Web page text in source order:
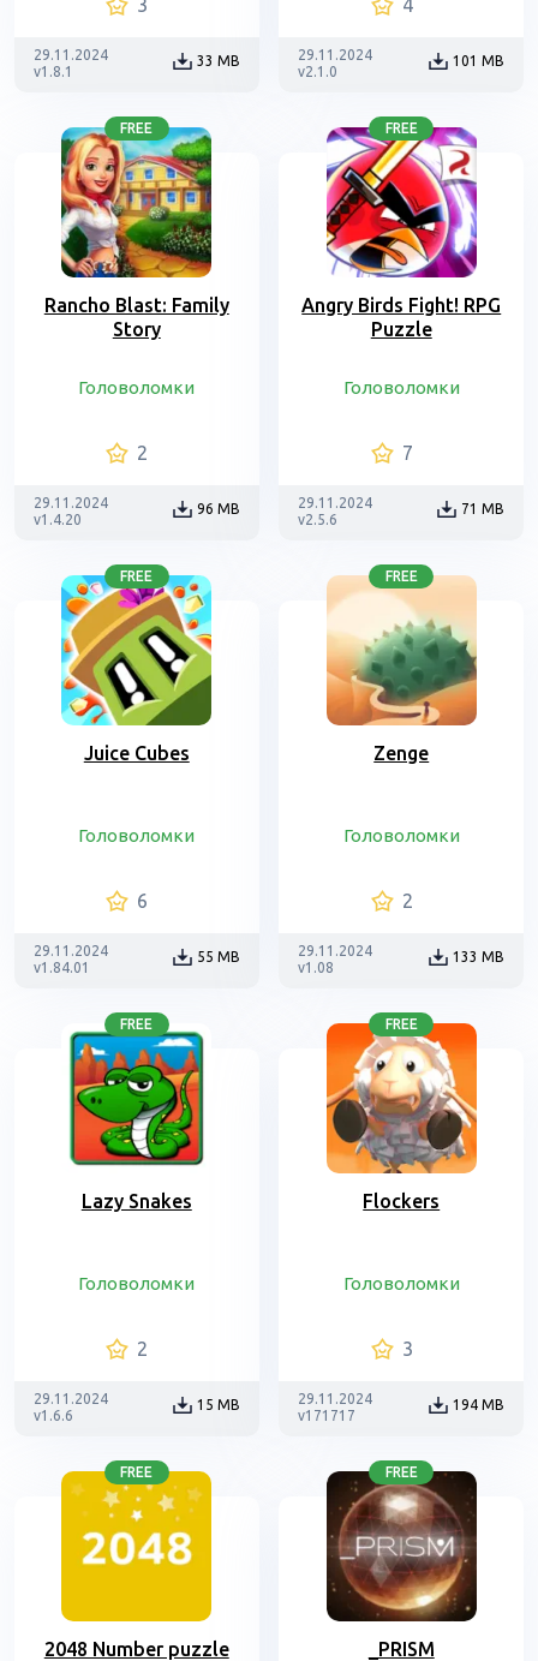
3
29.11.2024
v1.8.1
33 MB
4
29.11.2024
v2.1.0
101 MB
FREE
Rancho Blast: Family
Story
Головоломки
2
29.11.2024
v1.4.20
96 MB
FREE
Angry Birds Fight! RPG
Puzzle
Головоломки
7
29.11.2024
v2.5.6
71 MB
FREE
Juice Cubes
Головоломки
6
29.11.2024
v1.84.01
55 MB
FREE
Zenge
Головоломки
2
29.11.2024
v1.08
133 MB
FREE
Lazy Snakes
Головоломки
2
29.11.2024
v1.6.6
15 MB
FREE
Flockers
Головоломки
3
29.11.2024
v171717
194 MB
FREE
2048 Number puzzle
FREE
_PRISM